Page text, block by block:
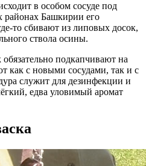
в особом сосуде под
районах Башкирии его
то сбивают из липовых досок,
ствола осины.
подкапчивают на
как с новыми сосудами, так и с
служит для дезинфекции и
едва уловимый аромат